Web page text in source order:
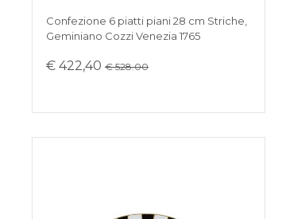
Confezione 6 piatti piani 28 cm Striche,
Geminiano Cozzi Venezia 1765
€ 422,40€ 528.00